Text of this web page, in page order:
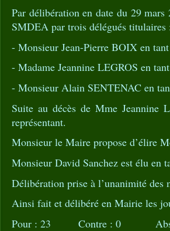
Par délibération en date du 29
SMDEA par trois délégués titulaires
- Monsieur Jean-Pierre BOIX en
- Madame Jeannine LEGROS en
- Monsieur Alain SENTENAC en
Suite au décès de Mme Jeannine
représentant.
Monsieur le Maire propose d’élire
Monsieur David Sanchez est élu en
Délibération prise à l’unanimité des
Ainsi fait et délibéré en Mairie les
Pour : 23 Contre : 0